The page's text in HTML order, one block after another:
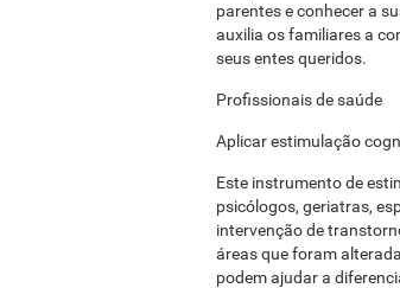
parentes e conhecer a
auxilia os familiares a
seus entes queridos.
Profissionais de saúde
Aplicar estimulação
Este instrumento de
psicólogos, geriatras,
intervenção de
áreas que foram
podem ajudar a